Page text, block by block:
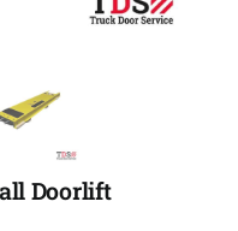
Doorlift